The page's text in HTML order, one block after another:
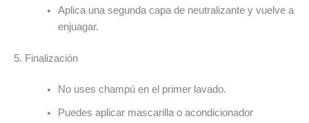
Aplica una segunda capa de neutralizante y vuelve a
enjuagar.
5. Finalización
No uses champú en el primer lavado.
Puedes aplicar mascarilla o acondicionador